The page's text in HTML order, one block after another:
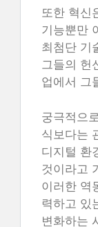
또한 혁신
기능뿐만
최첨단 기
그들의 헌
업에서 그
궁극적으
식보다는
디지털 환
것이라고
이러한 역
력하고 있
변화하는